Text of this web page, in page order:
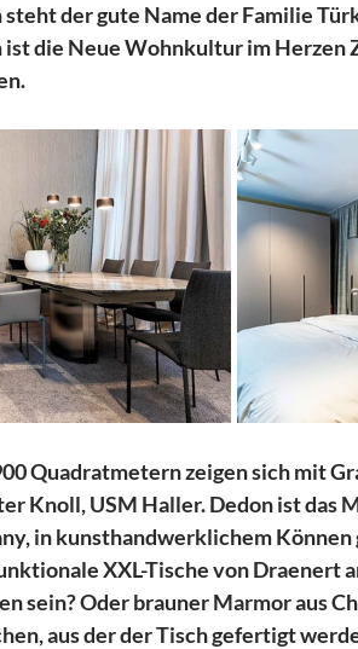
steht der gute Name der Familie
ist die Neue Wohnkultur im
Quadratmetern zeigen sich mit
Knoll, USM Haller. Dedon ist das
in kunsthandwerklichem
XXL-Tische von Draenert
sein? Oder brauner Marmor aus
aus der der Tisch gefertigt